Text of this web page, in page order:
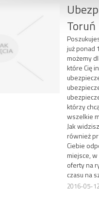
Toruń
już ponad
możemy
które Cię
którzy
wszelkie
Jak
również
Ciebie
miejsce,
oferty na
czasu na
2016-05-